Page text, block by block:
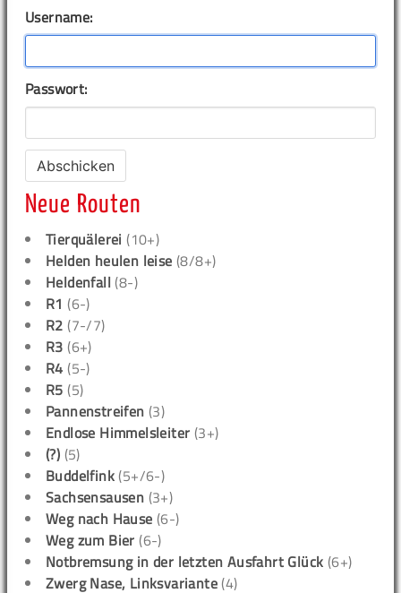
Username:
Passwort:
Neue Routen
Tierquälerei (10+)
Helden heulen leise (8/8+)
Heldenfall (8-)
R1 (6-)
R2 (7-/7)
R3 (6+)
R4 (5-)
R5 (5)
Pannenstreifen (3)
Endlose Himmelsleiter (3+)
(?) (5)
Buddelfink (5+/6-)
Sachsensausen (3+)
Weg nach Hause (6-)
Weg zum Bier (6-)
Notbremsung in der letzten Ausfahrt Glück (6+)
Zwerg Nase, Linksvariante (4)